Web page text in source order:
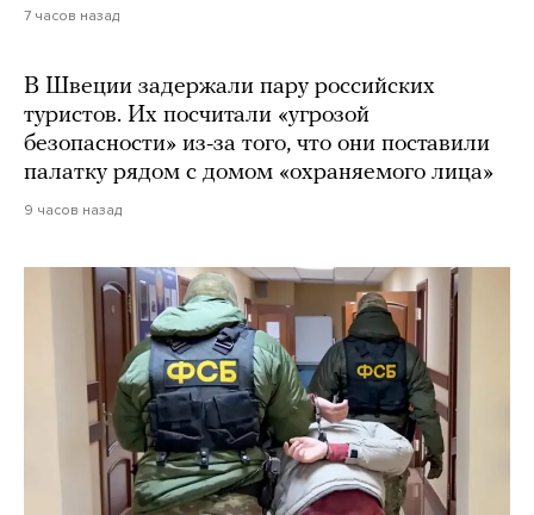
7 часов назад
В Швеции задержали пару российских
туристов. Их посчитали «угрозой
безопасности» из-за того, что они поставили
палатку рядом с домом «охраняемого лица»
9 часов назад